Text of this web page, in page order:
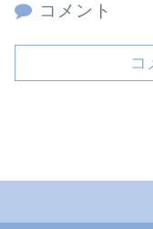
コメント
コ